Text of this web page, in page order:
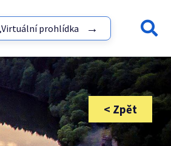
Virtuální prohlídka